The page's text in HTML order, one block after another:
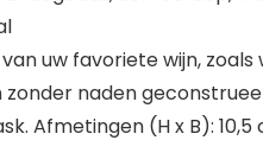
uw favoriete wijn, zoals
naden
Afmetingen (H x B):